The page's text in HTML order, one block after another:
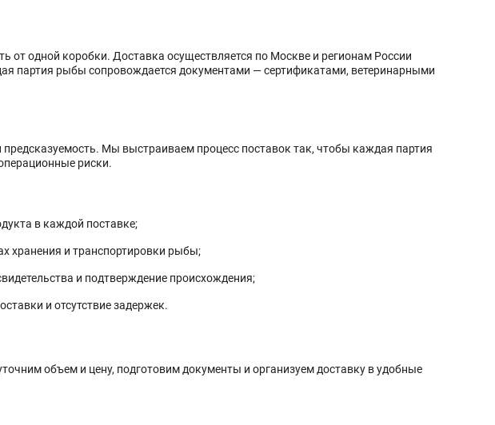
одной коробки. Доставка осуществляется по Москве и регионам России
партия рыбы сопровождается документами — сертификатами, ветеринарными
Мы выстраиваем процесс поставок так, чтобы каждая партия
риски.
в каждой поставке;
хранения и транспортировки рыбы;
и подтверждение происхождения;
и отсутствие задержек.
объем и цену, подготовим документы и организуем доставку в удобные